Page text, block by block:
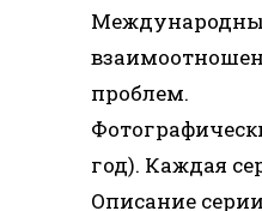
проблем.
год). Каждая
Описание